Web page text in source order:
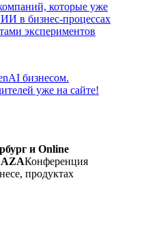
которые уже
в бизнес-процессах
экспериментов
бизнесом.
уже на сайте!
и Online
Конференция
продуктах